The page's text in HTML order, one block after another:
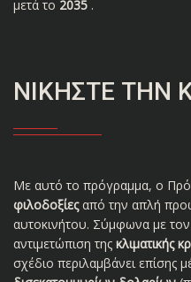
μετά το 2035 .
ΝΙΚΉΣΤΕ ΤΗΝ
Με αυτό το πρόγραμμα, ο
φιλοδοξίες από την απλή
αυτοκινήτου. Σύμφωνα με τον
αντιμετώπιση της κλιματικής
σχέδιο περιλαμβάνει επίσης